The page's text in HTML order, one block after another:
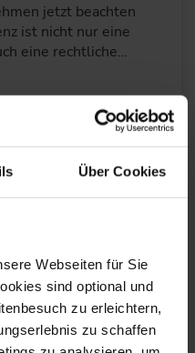
Über Cookies
Webseiten für Sie
sind optional und
zu erleichtern,
zu schaffen
jetzt beachten
ist nicht nur eine
eine rechtliche…
durch Data
schreitet
spielt dabei eine
stehen vor